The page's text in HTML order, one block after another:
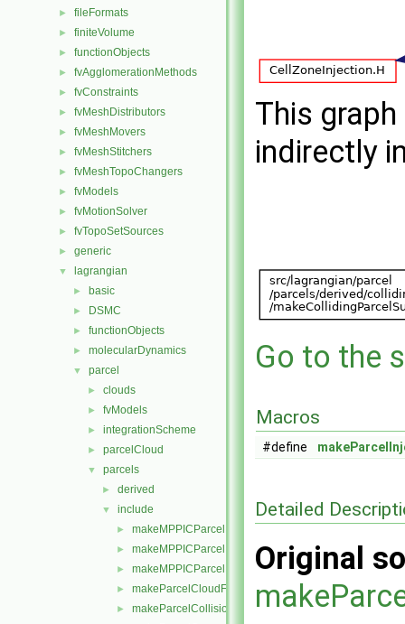
► fileFormats
► finiteVolume
► functionObjects
► fvAgglomerationMethods
► fvConstraints
► fvMeshDistributors
► fvMeshMovers
► fvMeshStitchers
► fvMeshTopoChangers
► fvModels
► fvMotionSolver
► fvTopoSetSources
► generic
▼ lagrangian
► basic
► DSMC
► functionObjects
► molecularDynamics
▼ parcel
► clouds
► fvModels
► integrationScheme
► parcelCloud
▼ parcels
► derived
▼ include
► makeMPPICParcelDampingModels.H
► makeMPPICParcelIsotropyModels.H
► makeMPPICParcelPackingModels.H
► makeParcelCloudFunctionObjects.H
► makeParcelCollisionModels.H
This
indirectly
Go to the
Macros
#define
Detailed
Original